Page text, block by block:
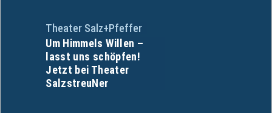
Theater Salz+Pfeffer
Um Himmels Willen –
lasst uns schöpfen!
Jetzt bei Theater
SalzstreuNer